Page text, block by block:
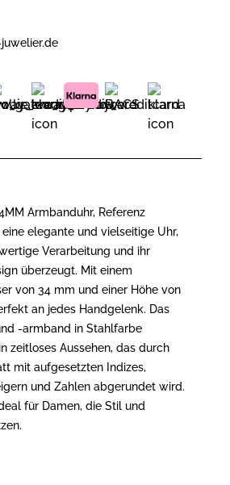
Armbanduhr, Referenz
eine elegante und vielseitige Uhr,
Verarbeitung und ihr
überzeugt. Mit einem
von 34 mm und einer Höhe von
an jedes Handgelenk. Das
-armband in Stahlfarbe
zeitloses Aussehen, das durch
mit aufgesetzten Indizes,
und Zahlen abgerundet wird.
für Damen, die Stil und